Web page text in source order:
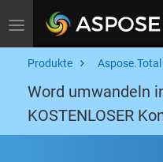
Toggle navigation
Produkte Aspose.Total
Word umwandeln
KOSTENLOSER